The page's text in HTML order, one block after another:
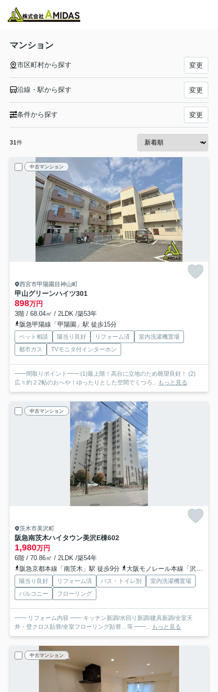
マンション
市区町村から探す 変更
沿線・駅から探す 変更
条件から探す 変更
31件
中古マンション
西宮市甲陽園目神山町
甲山グリーンハイツ301
898万円
3階 / 68.04㎡ / 2LDK /築53年
阪急甲陽線「甲陽園」駅 徒歩15分
ペット相談 陽当り良好 リフォーム済
室内洗濯機置場
都市ガス
TVモニタ付インターホン
━━間取りポイント━━ (1)最上階！高台に立地のため眺望良好！ (2)
広々約２2帖のおへや！ゆったりとした空間でくつろ...
もっと見る
中古マンション
茨木市美沢町
阪急南茨木ハイタウン美沢E棟602
1,980万円
6階 / 70.86㎡ / 2LDK /築54年
阪急京都本線「南茨木」駅 徒歩9分
大阪モノレール本線「沢良宜」駅 徒歩10分
陽当り良好 リフォーム済 バス・トイレ別
室内洗濯機置場
バルコニー
フローリング
━━ リフォーム内容 ━━ キッチン新調/水回り新調/建具新調/全室天
井・壁クロス貼替/全室フローリング貼替…等 ━━...
もっと見る
中古マンション